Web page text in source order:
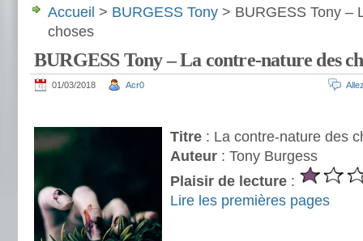
Accueil > BURGESS Tony > BURGESS Tony –
choses
BURGESS Tony – La contre-nature des
01/03/2018 Acr0
Titre : La contre-nature des
Auteur : Tony Burgess
Plaisir de lecture :
Lire les premières pages